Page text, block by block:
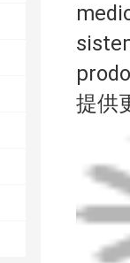
提供